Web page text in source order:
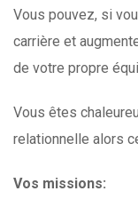
Vous pouvez, si
carrière et
de votre propre
Vous êtes
relationnelle alors
Vos missions: